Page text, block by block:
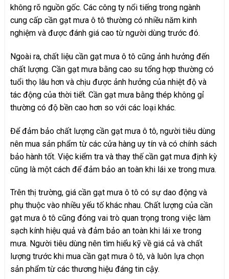
không rõ nguồn gốc. Các công ty nổi tiếng trong ngành
cung cấp cần gạt mưa ô tô thường có nhiều năm kinh
nghiệm và được đánh giá cao từ người dùng trước đó.
Ngoài ra, chất liệu cần gạt mưa ô tô cũng ảnh hưởng đến
chất lượng. Cần gạt mưa bằng cao su tổng hợp thường có
tuổi thọ lâu hơn và chịu được ảnh hưởng của nhiệt độ và
tác động của thời tiết. Cần gạt mưa bằng thép không gỉ
thường có độ bền cao hơn so với các loại khác.
Để đảm bảo chất lượng cần gạt mưa ô tô, người tiêu dùng
nên mua sản phẩm từ các cửa hàng uy tín và có chính sách
bảo hành tốt. Việc kiểm tra và thay thế cần gạt mưa định kỳ
cũng là một cách để đảm bảo an toàn khi lái xe trong mưa.
Trên thị trường, giá cần gạt mưa ô tô có sự dao động và
phụ thuộc vào nhiều yếu tố khác nhau. Chất lượng của cần
gạt mưa ô tô cũng đóng vai trò quan trọng trong việc làm
sạch kính hiệu quả và đảm bảo an toàn khi lái xe trong
mưa. Người tiêu dùng nên tìm hiểu kỹ về giá cả và chất
lượng trước khi mua cần gạt mưa ô tô, và luôn lựa chọn
sản phẩm từ các thương hiệu đáng tin cậy.